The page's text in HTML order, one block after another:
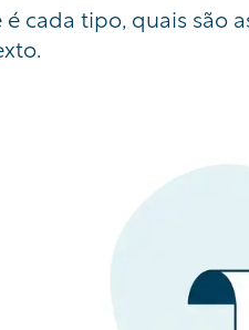
cada tipo, quais são